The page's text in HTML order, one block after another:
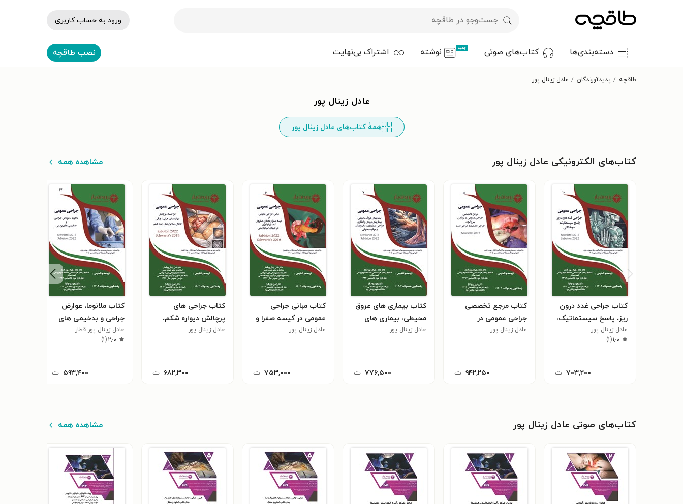
ورود به حساب کاربری
دسته‌بندی‌ها کتاب‌های صوتی جدید نوشته اشتراک بی‌نهایت نصب طاقچه
طاقچه پدیدآورندگان عادل زینال پور
عادل زینال پور
همهٔ کتاب‌های عادل زینال پور
کتاب‌های الکترونیکی عادل زینال پور مشاهده همه
کتاب جراحی غدد درون
ریز، پاسخ سیستماتیک،
سوختگی (ویژه آزمون
های 1405)
عادل زینال پور
۱٫۰(۱)
۷۰۳,۲۰۰ ت
کتاب مرجع تخصصی
جراحی عمومی در
توراکس، سر و گردن،
عادل زینال پور
۹۴۲,۲۵۰ ت
کتاب بیماری های عروق
محیطی، بیماری های
وریدی و لنفاوی، جراحی
عادل زینال پور
۷۷۶,۵۰۰ ت
کتاب مبانی جراحی
عمومی در کیسه صفرا و
مجاری صفراوی، کبد،
عادل زینال پور
۷۵۳,۰۰۰ ت
کتاب جراحی های
پرچالش دیواره شکم،
هرنی، چاقی، طحال،
عادل زینال پور
۶۸۲,۳۰۰ ت
کتاب ملانوما، عوارض
جراحی و بدخیمی های
پوستی (۱۴۰۵)
عادل زینال پور قطار
۲٫۰(۱)
۵۹۳,۴۰۰ ت
کتاب‌های صوتی عادل زینال پور مشاهده همه